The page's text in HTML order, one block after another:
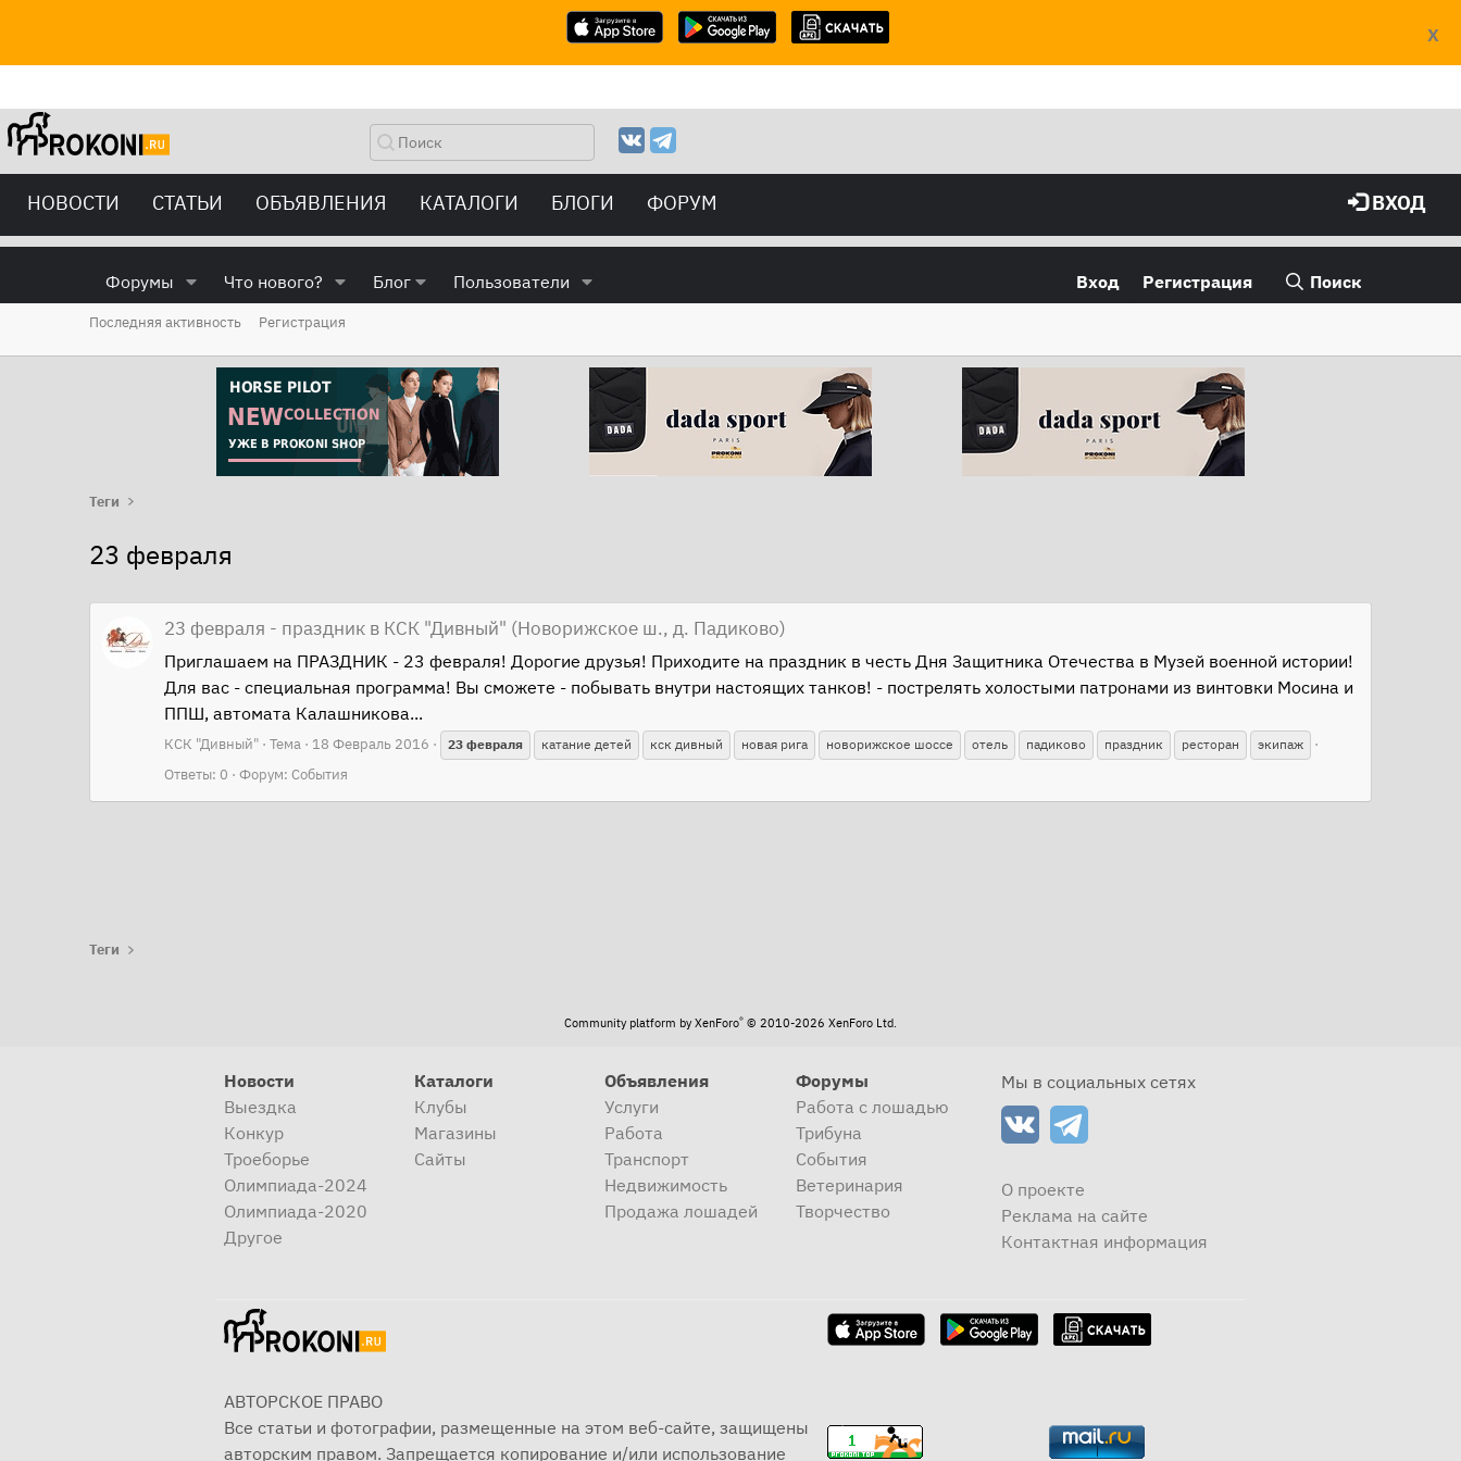
X
НОВОСТИ СТАТЬИ ОБЪЯВЛЕНИЯ КАТАЛОГИ БЛОГИ ФОРУМ ВХОД
Форумы Что нового? Блог Пользователи Вход Регистрация Поиск
Последняя активность Регистрация
Теги
23 февраля
23 февраля - праздник в КСК "Дивный" (Новорижское ш., д. Падиково)
Приглашаем на ПРАЗДНИК - 23 февраля! Дорогие друзья! Приходите на праздник в честь Дня Защитника Отечества в Музей военной истории!
Для вас - специальная программа! Вы сможете - побывать внутри настоящих танков! - пострелять холостыми патронами из винтовки Мосина и
ППШ, автомата Калашникова...
КСК "Дивный" Тема 18 Февраль 2016 23 февраля катание детей кск дивный новая рига новорижское шоссе отель падиково праздник ресторан экипаж
Ответы: 0 Форум: События
Теги
Community platform by XenForo® © 2010-2026 XenForo Ltd.
Новости
Выездка
Конкур
Троеборье
Олимпиада-2024
Олимпиада-2020
Другое
Каталоги
Клубы
Магазины
Сайты
Объявления
Услуги
Работа
Транспорт
Недвижимость
Продажа лошадей
Форумы
Работа с лошадью
Трибуна
События
Ветеринария
Творчество
Мы в социальных сетях
О проекте
Реклама на сайте
Контактная информация
АВТОРСКОЕ ПРАВО
Все статьи и фотографии, размещенные на этом веб-сайте, защищены
авторским правом. Запрещается копирование и/или использование